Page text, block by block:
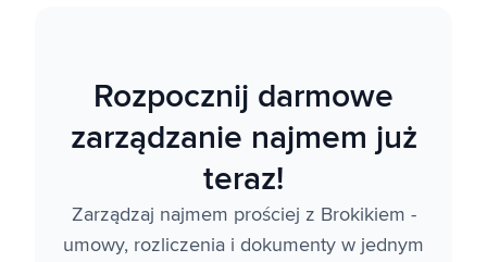
Rozpocznij darmowe
zarządzanie najmem już
teraz!
Zarządzaj najmem prościej z Brokikiem -
umowy, rozliczenia i dokumenty w jednym